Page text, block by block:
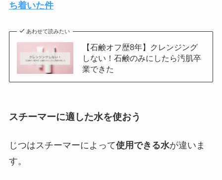
ち着いた件
あわせて読みたい
【石鹸オフ歴8年】クレンジング
しない！石鹸のみにしたら汚肌卒
業できた
スチーマーに適した水を使おう
じつはスチーマーによって使用できる水が違いま
す。